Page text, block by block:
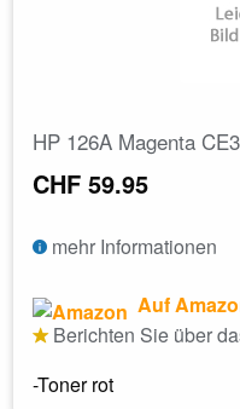
HP 126A Magenta
CHF 59.95
mehr Informationen
Auf
Berichten Sie über
-Toner rot